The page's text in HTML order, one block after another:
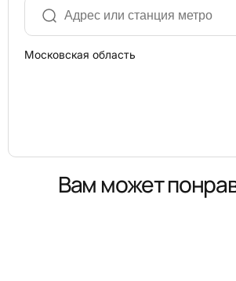
Московская область
Вам может